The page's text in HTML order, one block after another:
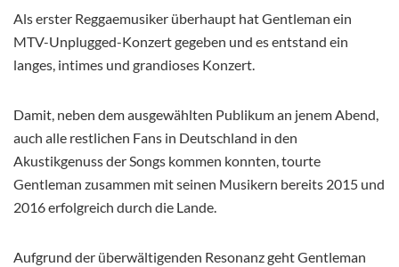
Als erster Reggaemusiker überhaupt hat Gentleman ein
MTV-Unplugged-Konzert gegeben und es entstand ein
langes, intimes und grandioses Konzert.
Damit, neben dem ausgewählten Publikum an jenem Abend,
auch alle restlichen Fans in Deutschland in den
Akustikgenuss der Songs kommen konnten, tourte
Gentleman zusammen mit seinen Musikern bereits 2015 und
2016 erfolgreich durch die Lande.
Aufgrund der überwältigenden Resonanz geht Gentleman